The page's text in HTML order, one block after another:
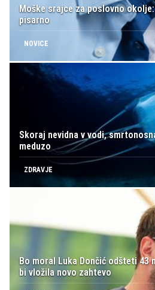
Moške srajce za poslovno
pisarno
NOVICE
Skoraj nevidna v vodi,
meduzo
ZDRAVJE
Bo moral Luka Dončić odšteti 43
bi vložila novo zahtevo